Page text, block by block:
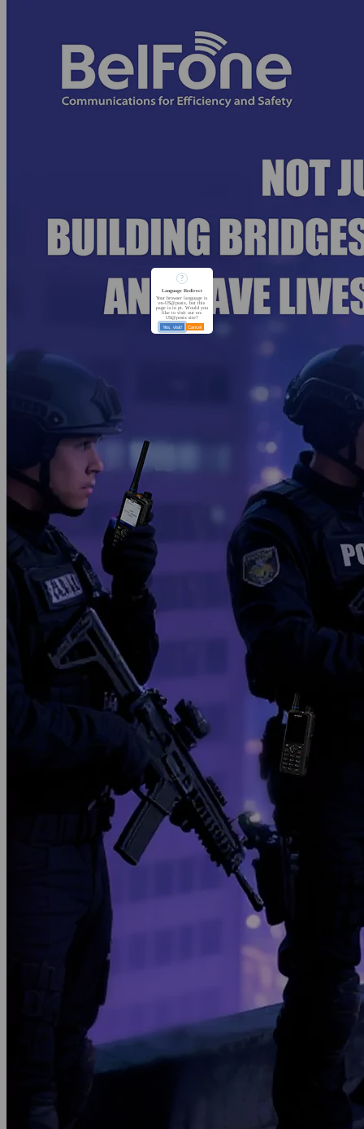
?
Language Redirect
Your browser language is
en-US@posix, but this
page is in pt. Would you
like to visit our en-
US@posix site?
Yes, visit! Cancel